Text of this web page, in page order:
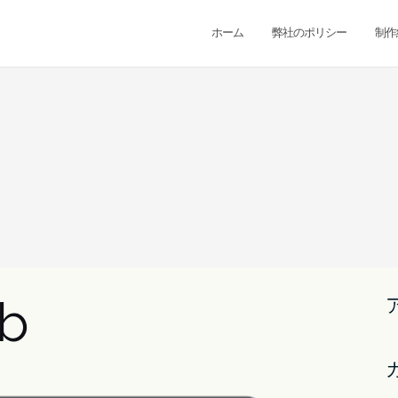
ホーム 弊社のポリシー 制